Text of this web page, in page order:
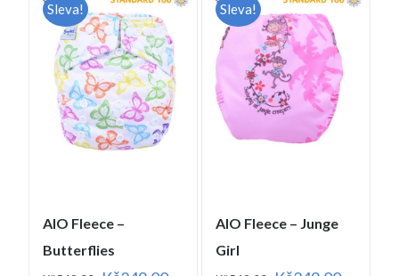
Sleva!
AIO Fleece –
Butterflies
Sleva!
AIO Fleece – Junge
Girl